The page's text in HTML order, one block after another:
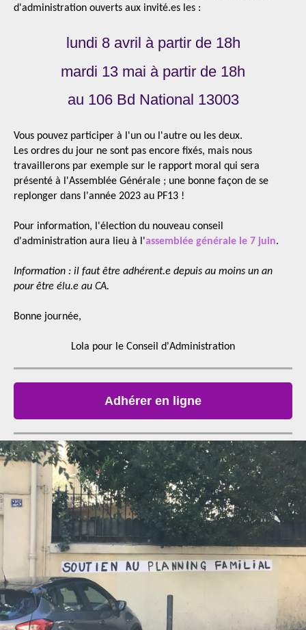
d'administration ouverts aux invité.es les :
lundi 8 avril à partir de 18h
mardi 13 mai à partir de 18h
au 106 Bd National 13003
Vous pouvez participer à l'un ou l'autre ou les deux.
Les ordres du jour ne sont pas encore fixés, mais nous
travaillerons par exemple sur le rapport moral qui sera
présenté à l'Assemblée Générale ; une bonne façon de se
replonger dans l'année 2023 au PF13 !
Pour information, l'élection du nouveau conseil
d'administration aura lieu à l'assemblée générale le 7 juin.
Information : il faut être adhérent.e depuis au moins un an
pour être élu.e au CA.
Bonne journée,
Lola pour le Conseil d'Administration
Adhérer en ligne